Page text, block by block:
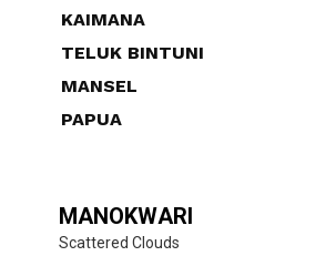
KAIMANA
TELUK BINTUNI
MANSEL
PAPUA
MANOKWARI
Scattered Clouds